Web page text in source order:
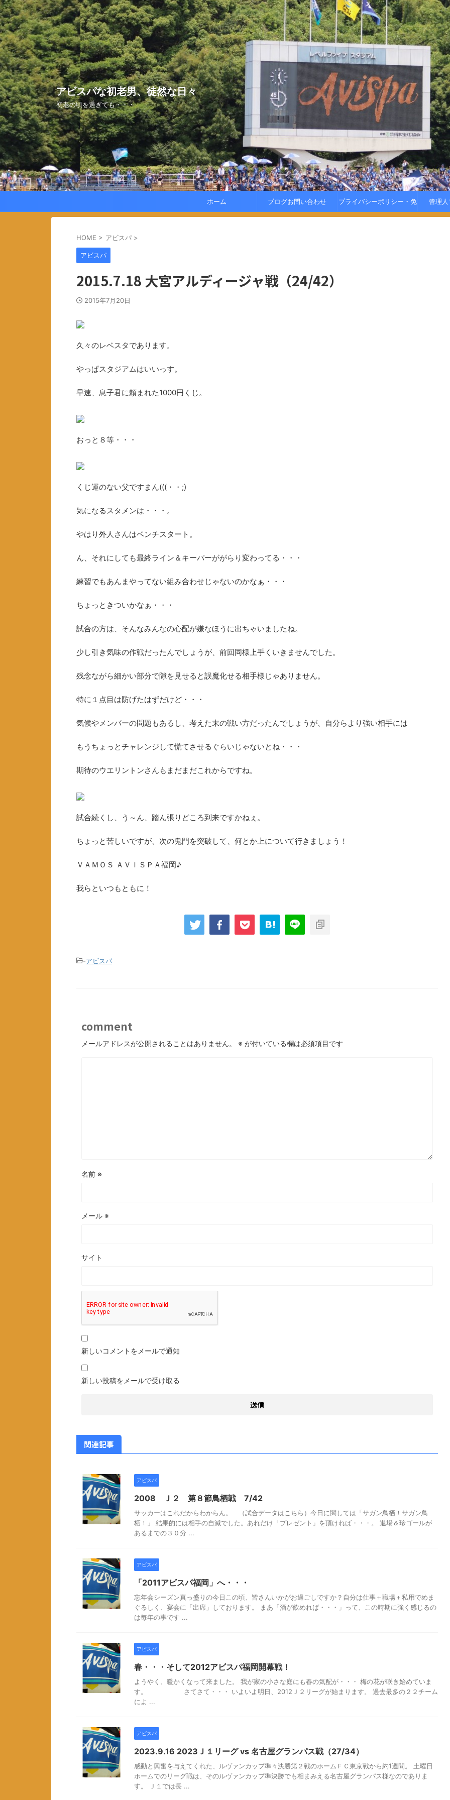
アビスパな初老男、徒然な日々
初老の頃を過ぎても・・・
ホーム ブログお問い合わせ プライバシーポリシー・免 管理
HOME > アビスパ >
アビスパ
2015.7.18 大宮アルディージャ戦（24/42）
2015年7月20日
久々のレベスタであります。
やっぱスタジアムはいいっす。
早速、息子君に頼まれた1000円くじ。
おっと８等・・・
くじ運のない父ですまん(((・・;)
気になるスタメンは・・・。
やはり外人さんはベンチスタート。
ん、それにしても最終ライン＆キーパーががらり変わってる・・・
練習でもあんまやってない組み合わせじゃないのかなぁ・・・
ちょっときついかなぁ・・・
試合の方は、そんなみんなの心配が嫌なほうに出ちゃいましたね。
少し引き気味の作戦だったんでしょうが、前回同様上手くいきませんでした。
残念ながら細かい部分で隙を見せると誤魔化せる相手様じゃありません。
特に１点目は防げたはずだけど・・・
気候やメンバーの問題もあるし、考えた末の戦い方だったんでしょうが、自分らより強い相手には
もうちょっとチャレンジして慌てさせるぐらいじゃないとね・・・
期待のウエリントンさんもまだまだこれからですね。
試合続くし、う～ん、踏ん張りどころ到来ですかねぇ。
ちょっと苦しいですが、次の鬼門を突破して、何とか上について行きましょう！
ＶＡＭＯＳ ＡＶＩＳＰＡ福岡♪
我らといつもともに！
-アビスパ
comment
メールアドレスが公開されることはありません。 ※ が付いている欄は必須項目です
名前 ※
メール ※
サイト
新しいコメントをメールで通知
新しい投稿をメールで受け取る
関連記事
アビスパ
2008 Ｊ２ 第８節鳥栖戦 7/42
サッカーはこれだからわからん。 （試合データはこちら）今日に関しては「サガン鳥栖！サガン鳥
栖！」 結果的には相手の自滅でした。あれだけ「プレゼント」を頂ければ・・・。 退場＆珍ゴールが
あるまでの３０分 ...
アビスパ
「2011アビスパ福岡」へ・・・
忘年会シーズン真っ盛りの今日この頃、皆さんいかがお過ごしですか？自分は仕事＋職場＋私用でめま
ぐるしく、宴会に「出席」しております。 まあ「酒が飲めれば・・・」って、この時期に強く感じるの
は毎年の事です ...
アビスパ
春・・・そして2012アビスパ福岡開幕戦！
ようやく、暖かくなって来ました。 我が家の小さな庭にも春の気配が・・・ 梅の花が咲き始めていま
す。 さてさて・・・ いよいよ明日、2012Ｊ２リーグが始まります。 過去最多の２２チーム
によ ...
アビスパ
2023.9.16 2023Ｊ１リーグ vs 名古屋グランパス戦（27/34）
感動と興奮を与えてくれた、ルヴァンカップ準々決勝第２戦のホームＦＣ東京戦から約1週間。 土曜日
ホームでのリーグ戦は、そのルヴァンカップ準決勝でも相まみえる名古屋グランパス様なのでありま
す。 Ｊ１では長 ...